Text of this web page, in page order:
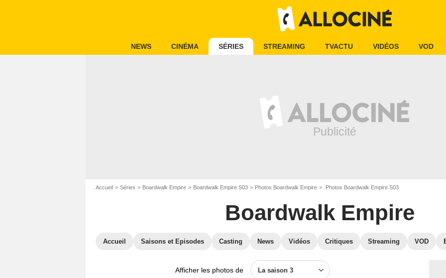
NEWS CINÉMA SÉRIES STREAMING TVACTU VIDÉOS VOD
Accueil Séries Boardwalk Empire Boardwalk Empire S03 Photos Boardwalk Empire Photos Boardwalk Empire S03
Boardwalk Empire
Accueil Saisons et Episodes Casting News Vidéos Critiques Streaming VOD
Afficher les photos de La saison 3